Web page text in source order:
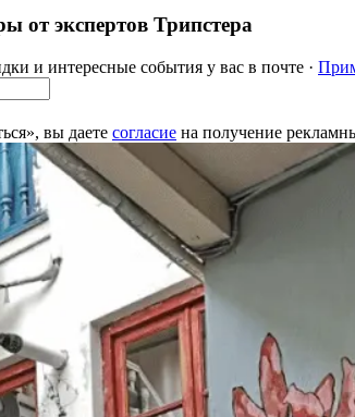
от экспертов Трипстера
и интересные события у вас в почте ·
вы даете согласие на получение